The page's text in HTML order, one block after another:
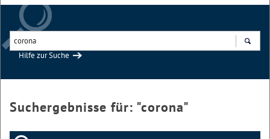
Hilfe zur Suche
Suchergebnisse für: "corona"